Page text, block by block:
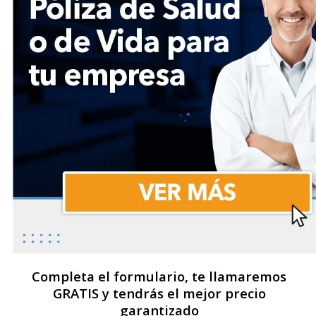
Completa el formulario, te llamaremos
GRATIS y tendrás el mejor precio
garantizado